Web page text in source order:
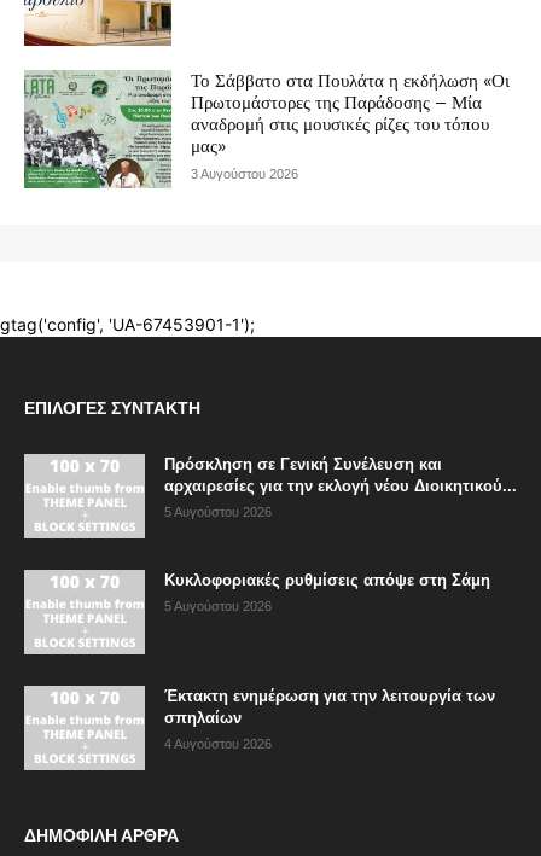
ΕΠΙΛΟΓΈΣ ΣΥΝΤΆΚΤΗ
Πρόσκληση σε Γενική Συνέλευση και
αρχαιρεσίες για την εκλογή νέου Διοικητικού...
5 Αυγούστου 2026
Κυκλοφοριακές ρυθμίσεις απόψε στη Σάμη
5 Αυγούστου 2026
Έκτακτη ενημέρωση για την λειτουργία των
σπηλαίων
4 Αυγούστου 2026
ΔΗΜΟΦΙΛΗ ΑΡΘΡΑ